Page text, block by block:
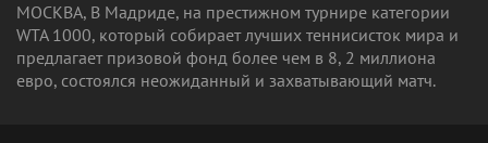
МОСКВА, В Мадриде, на престижном турнире категории
WTA 1000, который собирает лучших теннисисток мира и
предлагает призовой фонд более чем в 8, 2 миллиона
евро, состоялся неожиданный и захватывающий матч.